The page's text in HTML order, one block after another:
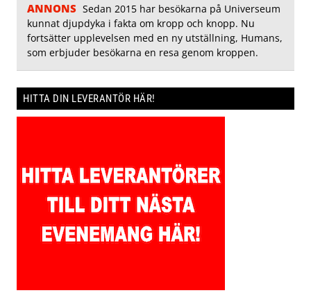
ANNONS Sedan 2015 har besökarna på Universeum
kunnat djupdyka i fakta om kropp och knopp. Nu
fortsätter upplevelsen med en ny utställning, Humans,
som erbjuder besökarna en resa genom kroppen.
HITTA DIN LEVERANTÖR HÄR!